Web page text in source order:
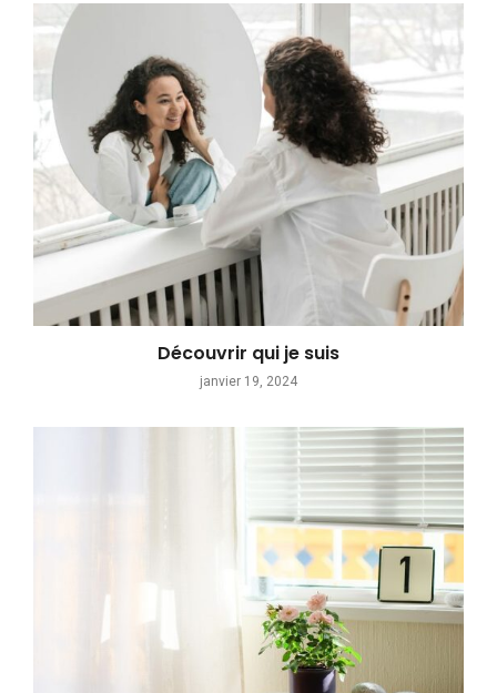
Découvrir qui je suis
janvier 19, 2024